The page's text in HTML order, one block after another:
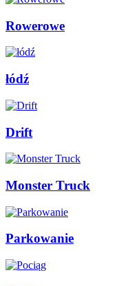
Rowerowe
łódź
Drift
Monster Truck
Parkowanie